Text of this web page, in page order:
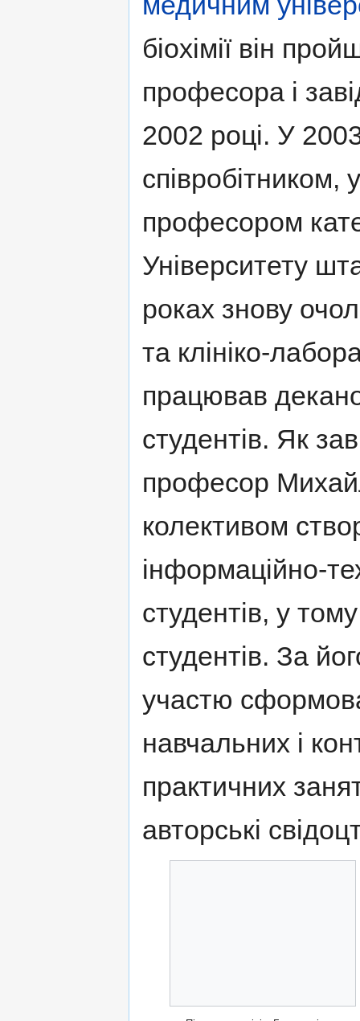
біохімії він
професора і
2002 році. У
професором
Університету
роках знову
та клініко-
працював
студентів. Як
професор
колективом
інформаційно-
студентів, у
студентів. За
участю
навчальних і
практичних
авторські